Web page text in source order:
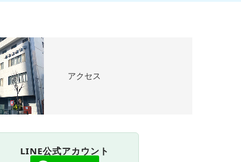
アクセス
LINE公式アカウント